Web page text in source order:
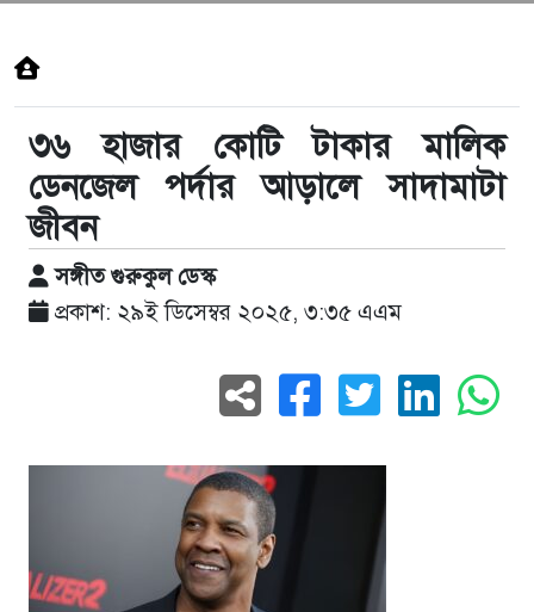
৩৬ হাজার কোটি টাকার মালিক
ডেনজেল পর্দার আড়ালে সাদামাটা
জীবন
সঙ্গীত গুরুকুল ডেস্ক
প্রকাশ: ২৯ই ডিসেম্বর ২০২৫, ৩:৩৫ এএম